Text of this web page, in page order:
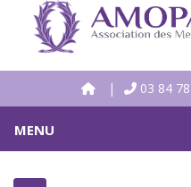
03 84
MENU